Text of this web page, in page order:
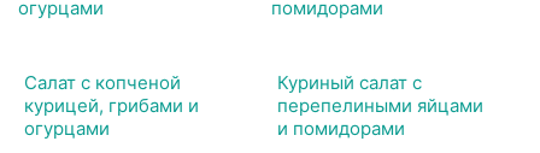
Салат с копченой
курицей, грибами и
огурцами
Куриный салат с
перепелиными яйцами
и помидорами